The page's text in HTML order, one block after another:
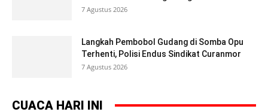
7 Agustus 2026
Langkah Pembobol Gudang di Somba Opu
Terhenti, Polisi Endus Sindikat Curanmor
7 Agustus 2026
CUACA HARI INI